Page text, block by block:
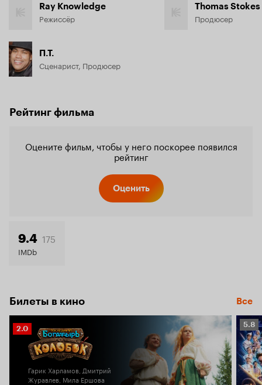
Ray Knowledge
Режиссёр
П.Т.
Сценарист, Продюсер
Thomas Stokes
Продюсер
Рейтинг фильма
Оцените фильм, чтобы у него поскорее появился
рейтинг
Оценить
9.4 175
IMDb
Билеты в кино Все
Рейтинг
Кинопоиска
2.0
Гарик Харламов, Дмитрий
Журавлев, Мила Ершова
5.8
5.8